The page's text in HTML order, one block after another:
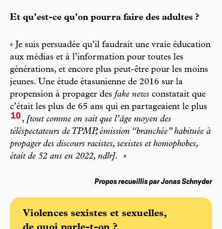
Et qu’est-ce qu’on pourra faire des adultes ?
« Je suis persuadée qu’il faudrait une vraie éducation
aux médias et à l’information pour toutes les
générations, et encore plus peut-être pour les moins
jeunes. Une étude étasunienne de 2016 sur la
propension à propager des fake news constatait que
c’était les plus de 65 ans qui en partageaient le plus
10 , [tout comme on sait que l’âge moyen des
téléspectateurs de TPMP, émission “branchée” habituée à
propager des discours racistes, sexistes et homophobes,
était de 52 ans en 2022, ndlr].
»
Propos recueillis par Jonas Schnyder
Violences sexistes et sexuelles,